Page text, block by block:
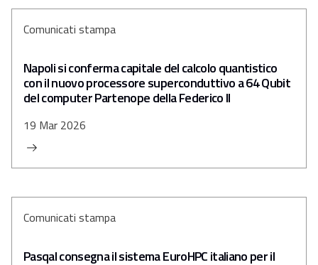
Comunicati stampa
Napoli si conferma capitale del calcolo quantistico
con il nuovo processore superconduttivo a 64 Qubit
del computer Partenope della Federico II
19 Mar 2026
Comunicati stampa
Pasqal consegna il sistema EuroHPC italiano per il